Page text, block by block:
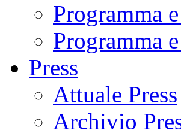
Programma
Programma
Press
Attuale Press
Archivio